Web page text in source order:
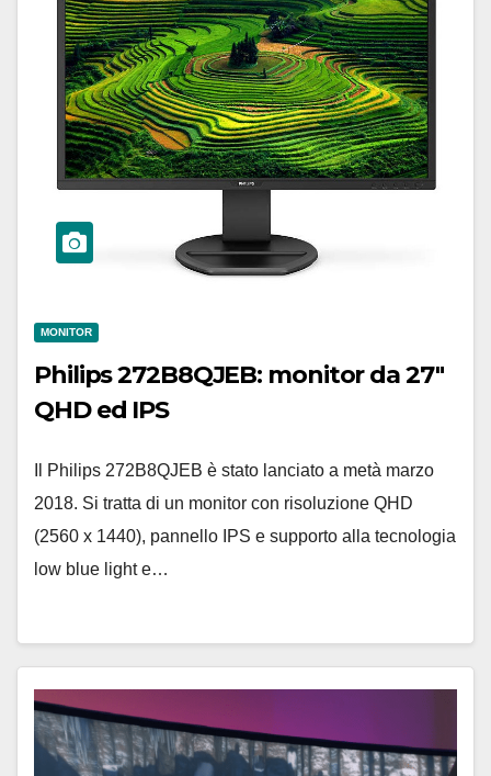
MONITOR
Philips 272B8QJEB: monitor da 27″
QHD ed IPS
Il Philips 272B8QJEB è stato lanciato a metà marzo
2018. Si tratta di un monitor con risoluzione QHD
(2560 x 1440), pannello IPS e supporto alla tecnologia
low blue light e…